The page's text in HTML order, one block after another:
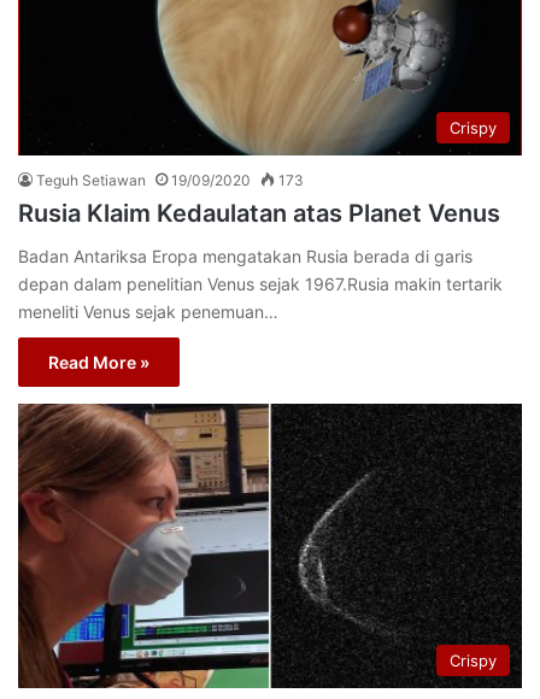
Crispy
Teguh Setiawan 19/09/2020 173
Rusia Klaim Kedaulatan atas Planet Venus
Badan Antariksa Eropa mengatakan Rusia berada di garis
depan dalam penelitian Venus sejak 1967.Rusia makin tertarik
meneliti Venus sejak penemuan…
Read More »
Crispy